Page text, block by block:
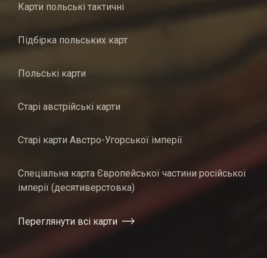
Карти польські тактичні
Підбірка польських карт
Польські карти
Старі австрійські карти
Старі карти Австро-Угорської імперії
Спеціальна карта Європейської частини російської
імперії (десятиверстовка)
Переглянути всі карти